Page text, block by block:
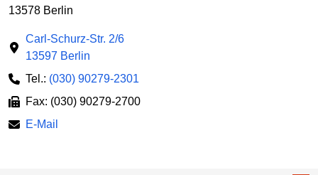
13578 Berlin
Carl-Schurz-Str. 2/6
13597 Berlin
Tel.: (030) 90279-2301
Fax: (030) 90279-2700
E-Mail